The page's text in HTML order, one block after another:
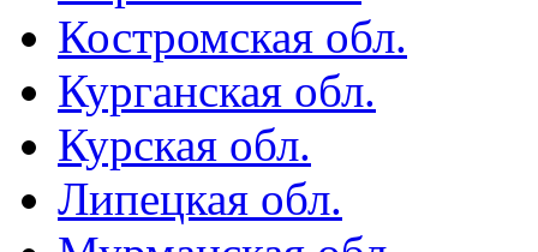
Костромская обл.
Курганская обл.
Курская обл.
Липецкая обл.